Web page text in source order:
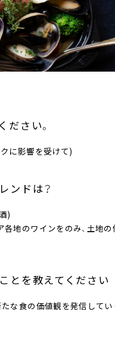
ださい。
に影響を受けて)
ンドは？
)
各地のワインをのみ、土地
とを教えてください
な食の価値観を発信してい